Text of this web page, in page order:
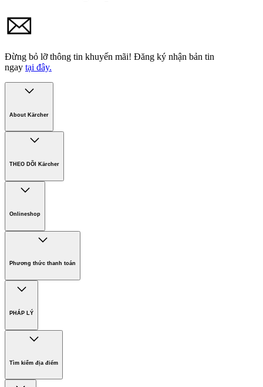
Đừng bỏ lỡ thông tin khuyến mãi! Đăng ký nhận bản tin
ngay tại đây.
About Kärcher
Công ty Karcher
Tuyển dụng
Phát triển bền vững
Chính sách bảo hành các sản phẩm
THEO DÕI Kärcher
Onlineshop
Phương thức thanh toán
Phương thức thanh toán
PHÁP LÝ
Bản quyền
Điều khoản sử dụng website
Chính sách bảo vệ dữ liệu cá nhân
Tìm kiếm địa điểm